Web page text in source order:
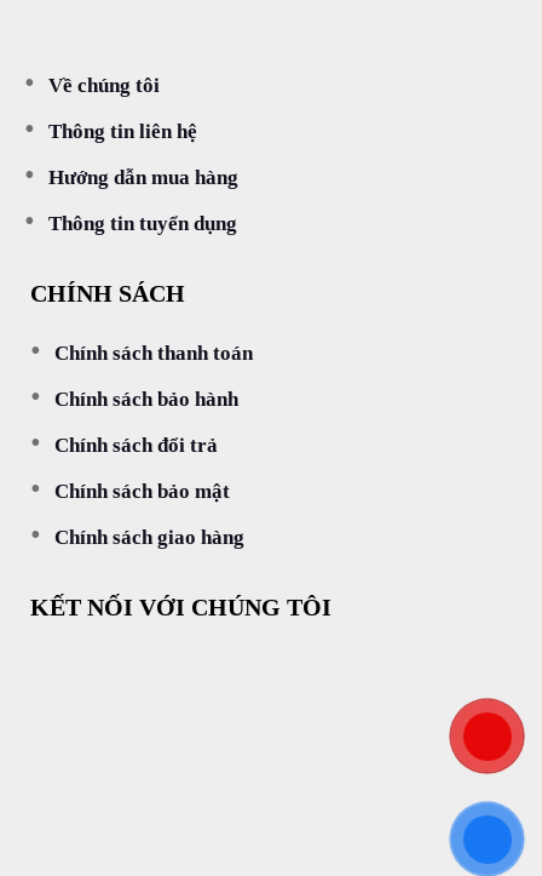
Về chúng tôi
Thông tin liên hệ
Hướng dẫn mua hàng
Thông tin tuyển dụng
CHÍNH SÁCH
Chính sách thanh toán
Chính sách bảo hành
Chính sách đổi trả
Chính sách bảo mật
Chính sách giao hàng
KẾT NỐI VỚI CHÚNG TÔI